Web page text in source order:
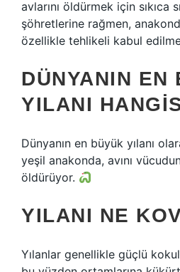
avlarını öldürmek için sıkıca
şöhretlerine rağmen,
özellikle tehlikeli kabul
DÜNYANIN EN
YILANI
Dünyanın en büyük yılanı
yeşil anakonda, avını
öldürüyor.
YILANI NE
Yılanlar genellikle güçlü